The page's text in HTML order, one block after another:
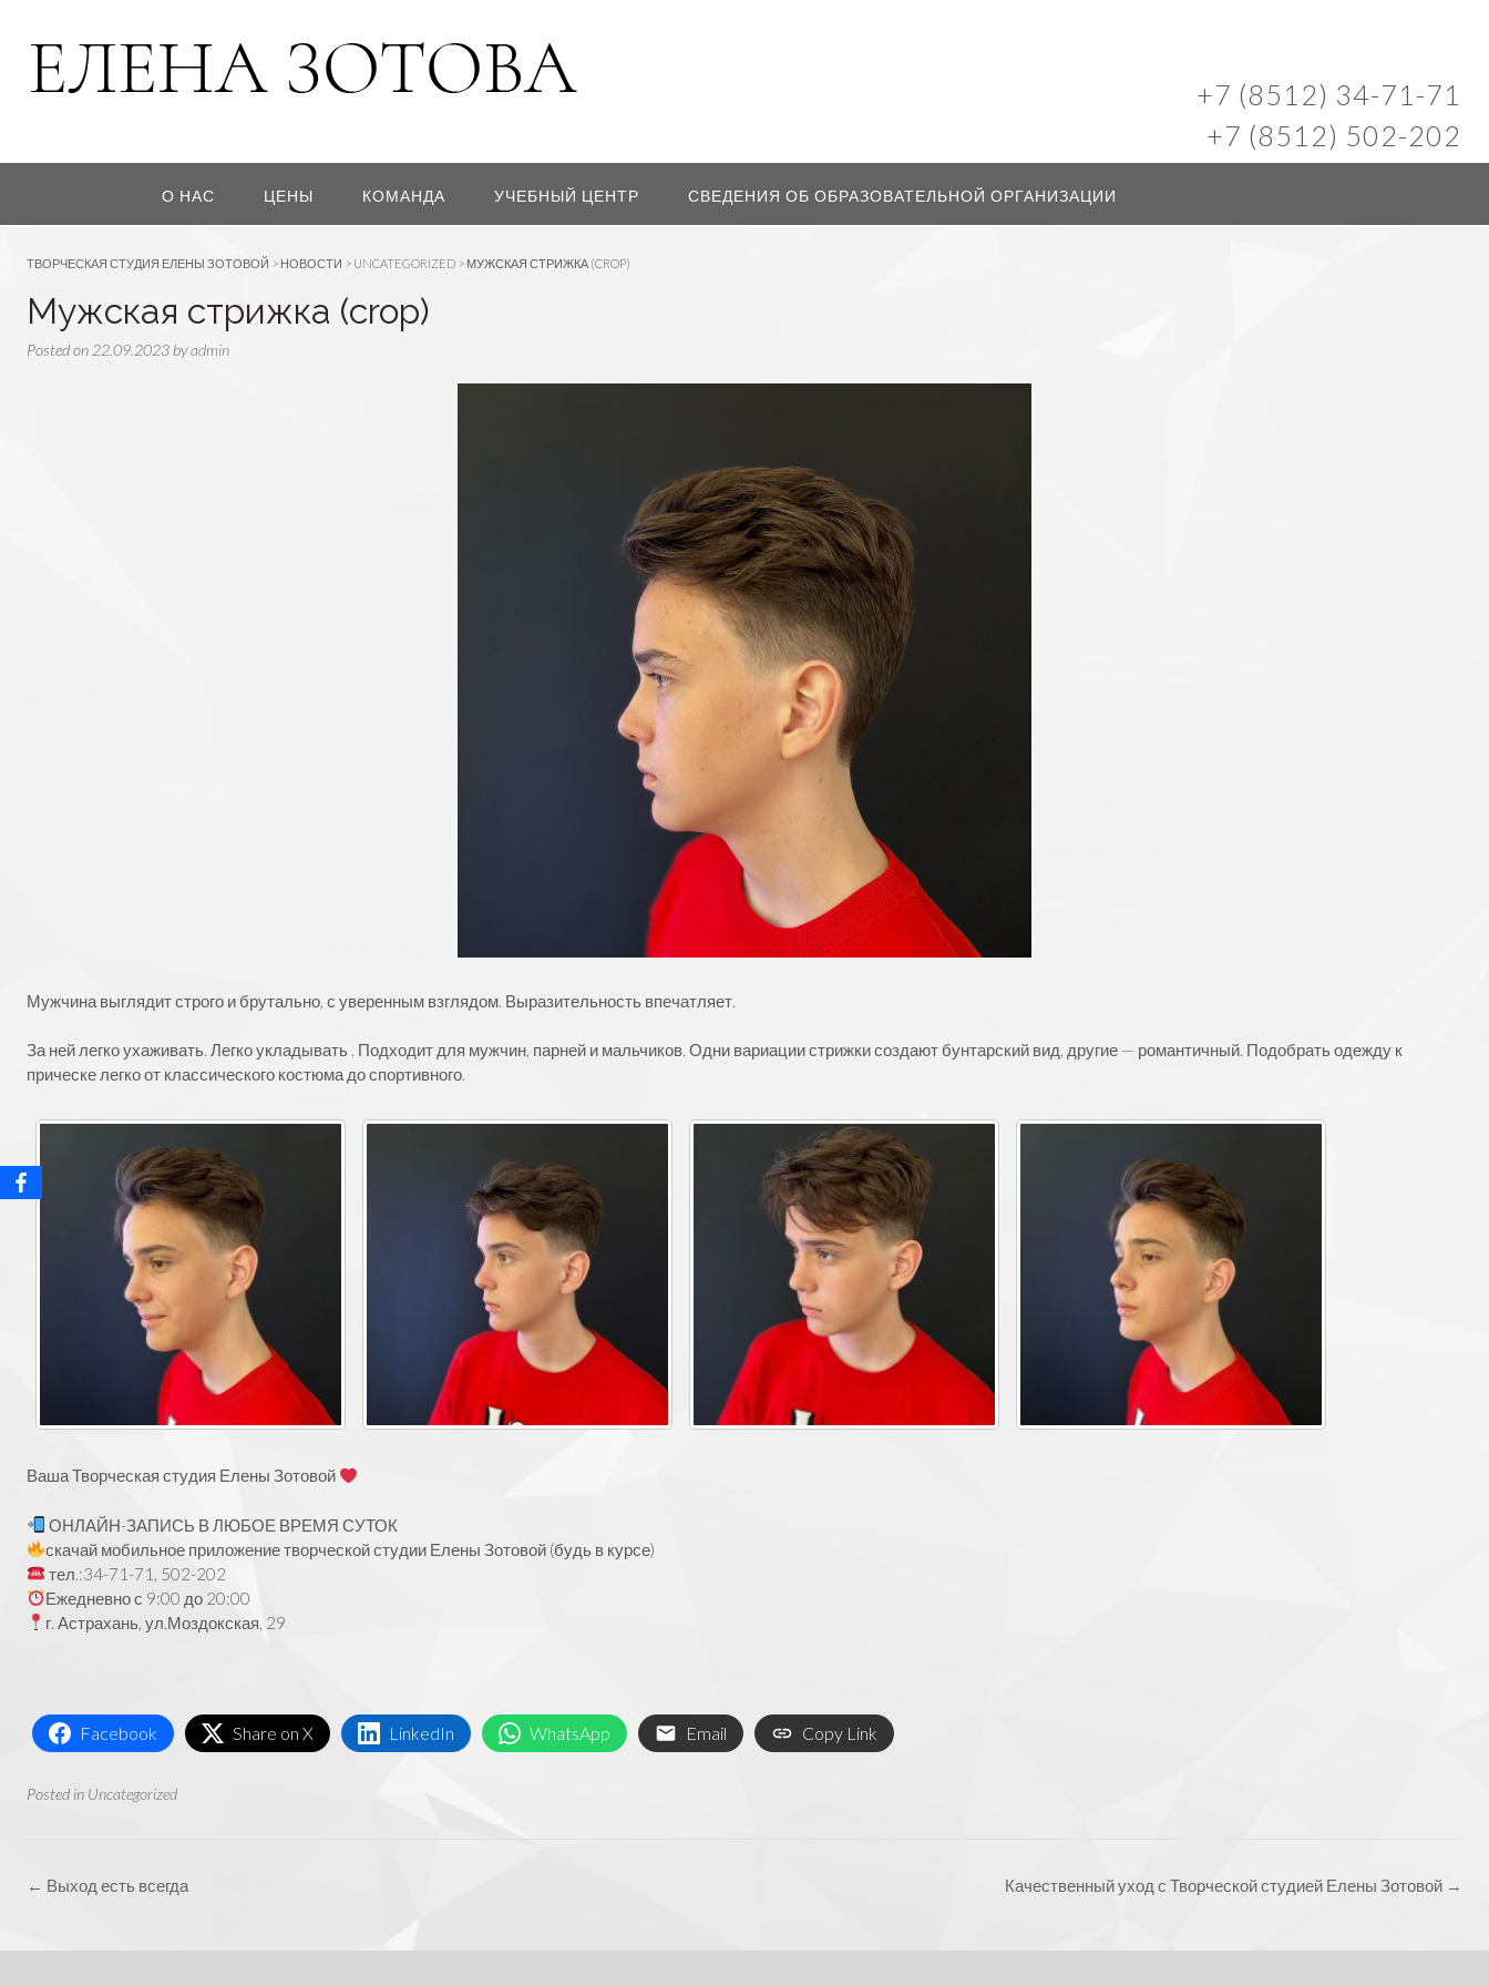
+7 (8512) 34-71-71
+7 (8512) 502-202
О НАС ЦЕНЫ КОМАНДА УЧЕБНЫЙ ЦЕНТР СВЕДЕНИЯ ОБ ОБРАЗОВАТЕЛЬНОЙ ОРГАНИЗАЦИИ
ТВОРЧЕСКАЯ СТУДИЯ ЕЛЕНЫ ЗОТОВОЙ > НОВОСТИ > UNCATEGORIZED > МУЖСКАЯ СТРИЖКА (CROP)
Мужская стрижка (crop)
Posted on 22.09.2023 byadmin
Мужчина выглядит строго и брутально, с уверенным взглядом. Выразительность впечатляет.
За ней легко ухаживать. Легко укладывать . Подходит для мужчин, парней и мальчиков. Одни вариации стрижки создают бунтарский вид, другие — романтичный. Подобрать одежду к
прическе легко от классического костюма до спортивного.
Ваша Творческая студия Елены Зотовой
ОНЛАЙН-ЗАПИСЬ В ЛЮБОЕ ВРЕМЯ СУТОК
скачай мобильное приложение творческой студии Елены Зотовой (будь в курсе)
тел.:34-71-71, 502-202
Ежедневно с 9:00 до 20:00
г. Астрахань, ул.Моздокская, 29
Facebook Share on X LinkedIn WhatsApp Email Copy Link
Posted in Uncategorized
Post
Качественный уход с Творческой студией Елены Зотовой →
← Выход есть всегда